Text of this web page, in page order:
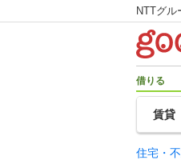
NTTグル
借りる
賃貸
住宅・